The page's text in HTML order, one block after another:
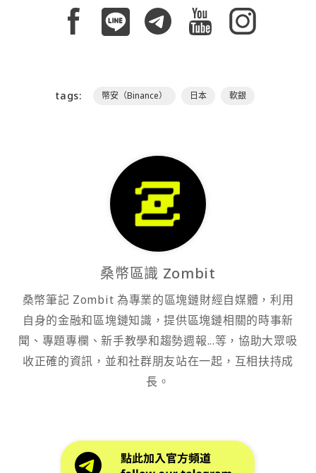
tags: 幣安（Binance） 日本 軟銀
桑幣區識 Zombit
桑幣筆記 Zombit 為專業的區塊鏈財經自媒體，利用
自身的金融和區塊鏈知識，提供區塊鏈相關的時事新
聞、專題專欄、新手教學和趨勢週報...等，協助大眾吸
收正確的資訊，並和社群朋友站在一起，互相扶持成
長。